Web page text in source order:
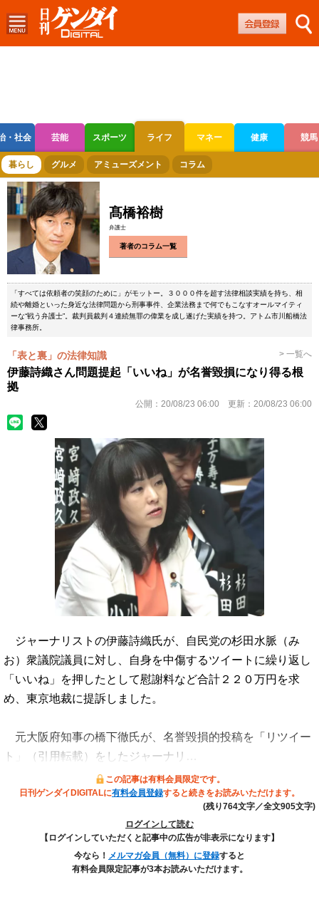
・社会 芸能 スポーツ ライフ マネー 健康 競馬
ボートレース 競輪 オートレース
暮らし グルメ アミューズメント コラム
髙橋裕樹
弁護士
著者のコラム一覧
「すべては依頼者の笑顔のために」がモットー。３０００件を超す法律相談実績を持ち、相
続や離婚といった身近な法律問題から刑事事件、企業法務まで何でもこなすオールマイティ
ーな“戦う弁護士”。裁判員裁判４連続無罪の偉業を成し遂げた実績を持つ。アトム市川船橋法
律事務所。
「表と裏」の法律知識 > 一覧へ
伊藤詩織さん問題提起「いいね」が名誉毀損になり得る根
拠
公開： 20/08/23 06:00 更新： 20/08/23 06:00
ジャーナリストの伊藤詩織氏が、自民党の杉田水脈（み
お）衆議院議員に対し、自身を中傷するツイートに繰り返し
「いいね」を押したとして慰謝料など合計２２０万円を求
め、東京地裁に提訴しました。
元大阪府知事の橋下徹氏が、名誉毀損的投稿を「リツイー
ト」（引用転載）をしたジャーナリ…
この記事は有料会員限定です。
日刊ゲンダイDIGITALに有料会員登録すると続きをお読みいただけます。
(残り764文字／全文905文字)
ログインして読む
【ログインしていただくと記事中の広告が非表示になります】
今なら！ メルマガ会員（無料）に登録すると
有料会員限定記事が3本お読みいただけます。